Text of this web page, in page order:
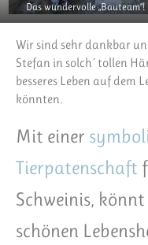
Das wundervolle „Bauteam“!
Wir sind sehr dankbar
Stefan in solch´ tollen
besseres Leben auf dem
könnten.
Mit einer
Tierpatenschaft
Schweinis,
schönen